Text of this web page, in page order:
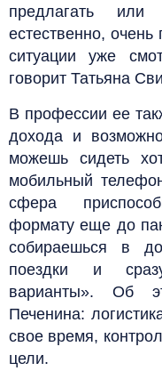
предлагать или
естественно,
ситуации уже
говорит Татьяна
В профессии ее
дохода и
можешь сидеть
мобильный
сфера
формату еще до
собираешься в
поездки и
варианты». Об
Печенина:
свое время,
цели.